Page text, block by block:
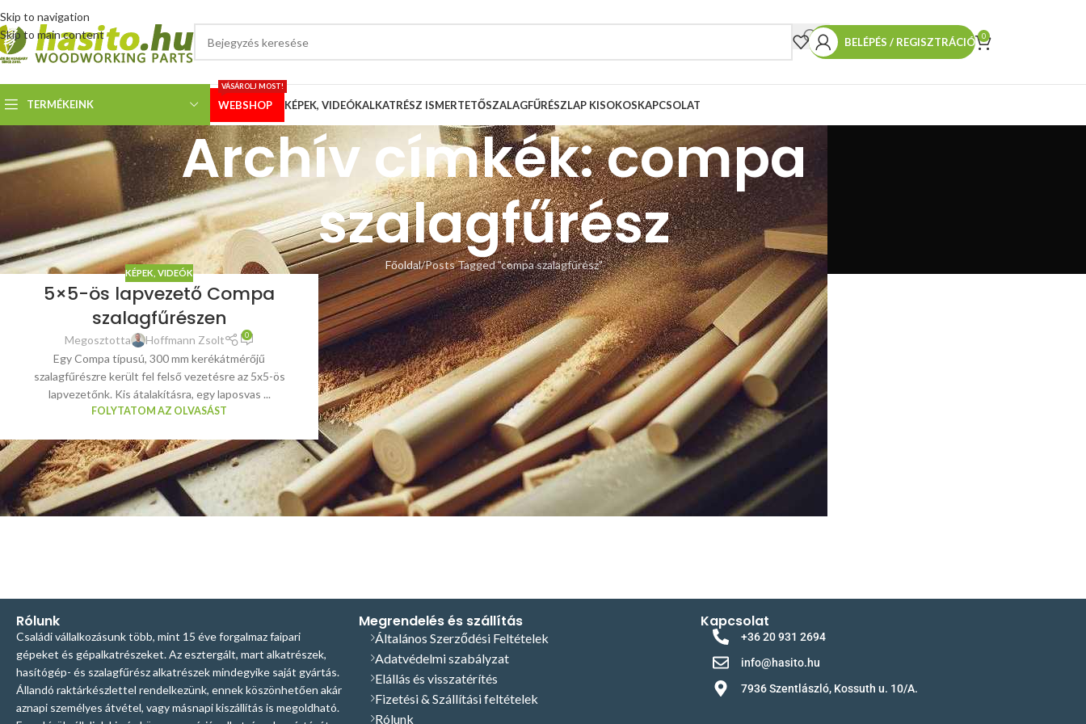
Skip to navigation
Skip to main content
BELÉPÉS / REGISZTRÁCIÓ 0
TERMÉKEINK WEBSHOP
VÁSÁROLJ MOST!
KÉPEK, VIDEÓKALKATRÉSZ ISMERTETŐSZALAGFŰRÉSZLAP KISOKOSKAPCSOLAT
Archív címkék: compa
szalagfűrész
Főoldal Posts Tagged "compa szalagfűrész"
KÉPEK, VIDEÓK
5×5-ös lapvezető Compa
szalagfűrészen
Megosztotta Hoffmann Zsolt 0
Egy Compa típusú, 300 mm kerékátmérőjű
szalagfűrészre került fel felső vezetésre az 5x5-ös
lapvezetőnk. Kis átalakításra, egy laposvas ...
FOLYTATOM AZ OLVASÁST
Rólunk
Családi vállalkozásunk több, mint 15 éve forgalmaz faipari
gépeket és gépalkatrészeket. Az esztergált, mart alkatrészek,
hasítógép- és szalagfűrész alkatrészek mindegyike saját gyártás.
Állandó raktárkészlettel rendelkezünk, ennek köszönhetően akár
aznapi személyes átvétel, vagy másnapi kiszállítás is megoldható.
Megrendelés és szállítás
Általános Szerződési Feltételek
Adatvédelmi szabályzat
Elállás és visszatérítés
Fizetési & Szállítási feltételek
Rólunk
Kapcsolat
+36 20 931 2694
info@hasito.hu
7936 Szentlászló, Kossuth u. 10/A.